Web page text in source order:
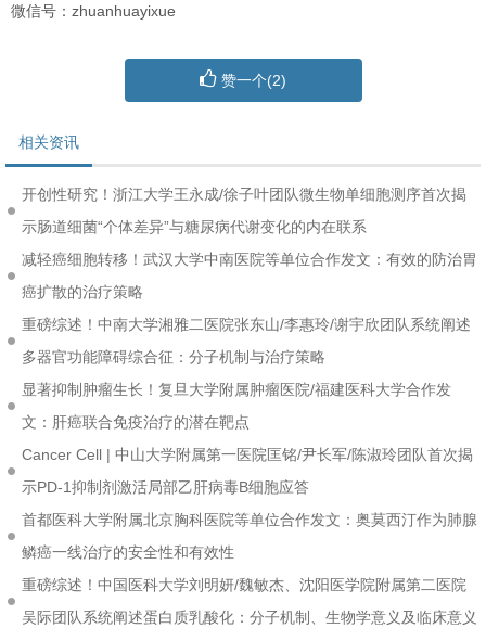
微信号：zhuanhuayixue
赞一个(2)
相关资讯
开创性研究！浙江大学王永成/徐子叶团队微生物单细胞测序首次揭
示肠道细菌“个体差异”与糖尿病代谢变化的内在联系
减轻癌细胞转移！武汉大学中南医院等单位合作发文：有效的防治胃
癌扩散的治疗策略
重磅综述！中南大学湘雅二医院张东山/李惠玲/谢宇欣团队系统阐述
多器官功能障碍综合征：分子机制与治疗策略
显著抑制肿瘤生长！复旦大学附属肿瘤医院/福建医科大学合作发
文：肝癌联合免疫治疗的潜在靶点
Cancer Cell | 中山大学附属第一医院匡铭/尹长军/陈淑玲团队首次揭
示PD-1抑制剂激活局部乙肝病毒B细胞应答
首都医科大学附属北京胸科医院等单位合作发文：奥莫西汀作为肺腺
鳞癌一线治疗的安全性和有效性
重磅综述！中国医科大学刘明妍/魏敏杰、沈阳医学院附属第二医院
吴际团队系统阐述蛋白质乳酸化：分子机制、生物学意义及临床意义